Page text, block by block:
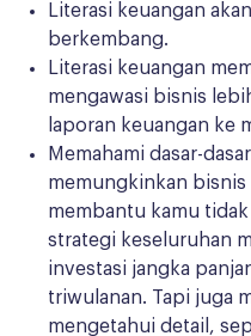
Literasi keuangan
berkembang.
Literasi keuangan
mengawasi bisnis
laporan keuangan ke
Memahami dasar-
memungkinkan bisnis
membantu kamu
strategi keseluruhan
investasi jangka
triwulanan. Tapi juga
mengetahui detail,